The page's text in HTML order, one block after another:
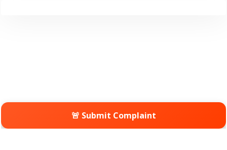
🚨 Submit Complaint